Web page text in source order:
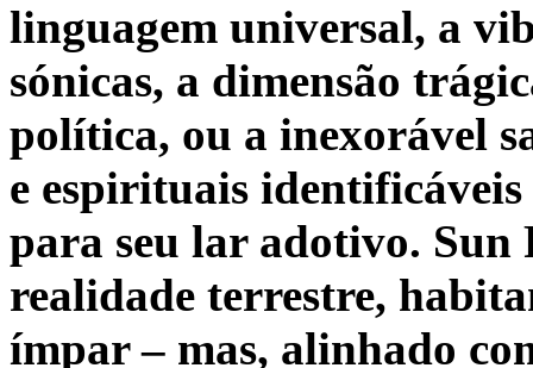
linguagem universal, a
sónicas, a dimensão
política, ou a inexorável
e espirituais identificáveis
para seu lar adotivo. Sun
realidade terrestre,
ímpar – mas, alinhado